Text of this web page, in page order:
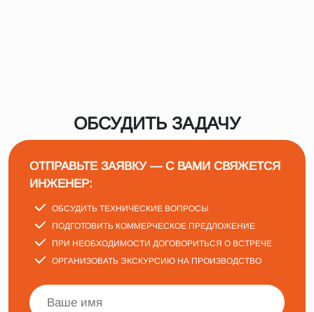
ОБСУДИТЬ ЗАДАЧУ
ОТПРАВЬТЕ ЗАЯВКУ — С ВАМИ СВЯЖЕТСЯ
ИНЖЕНЕР:
ОБСУДИТЬ ТЕХНИЧЕСКИЕ ВОПРОСЫ
ПОДГОТОВИТЬ КОММЕРЧЕСКОЕ ПРЕДЛОЖЕНИЕ
ПРИ НЕОБХОДИМОСТИ ДОГОВОРИТЬСЯ О ВСТРЕЧЕ
ОРГАНИЗОВАТЬ ЭКСКУРСИЮ НА ПРОИЗВОДСТВО